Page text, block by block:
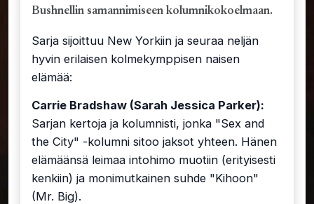
Bushnellin samannimiseen kolumnikokoelmaan.
Sarja sijoittuu New Yorkiin ja seuraa neljän
hyvin erilaisen kolmekymppisen naisen
elämää:
Carrie Bradshaw (Sarah Jessica Parker):
Sarjan kertoja ja kolumnisti, jonka "Sex and
the City" -kolumni sitoo jaksot yhteen. Hänen
elämäänsä leimaa intohimo muotiin (erityisesti
kenkiin) ja monimutkainen suhde "Kihoon"
(Mr. Big).